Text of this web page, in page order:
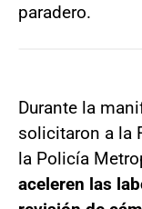
paradero.
Durante la
solicitaron a la
la Policía
aceleren las